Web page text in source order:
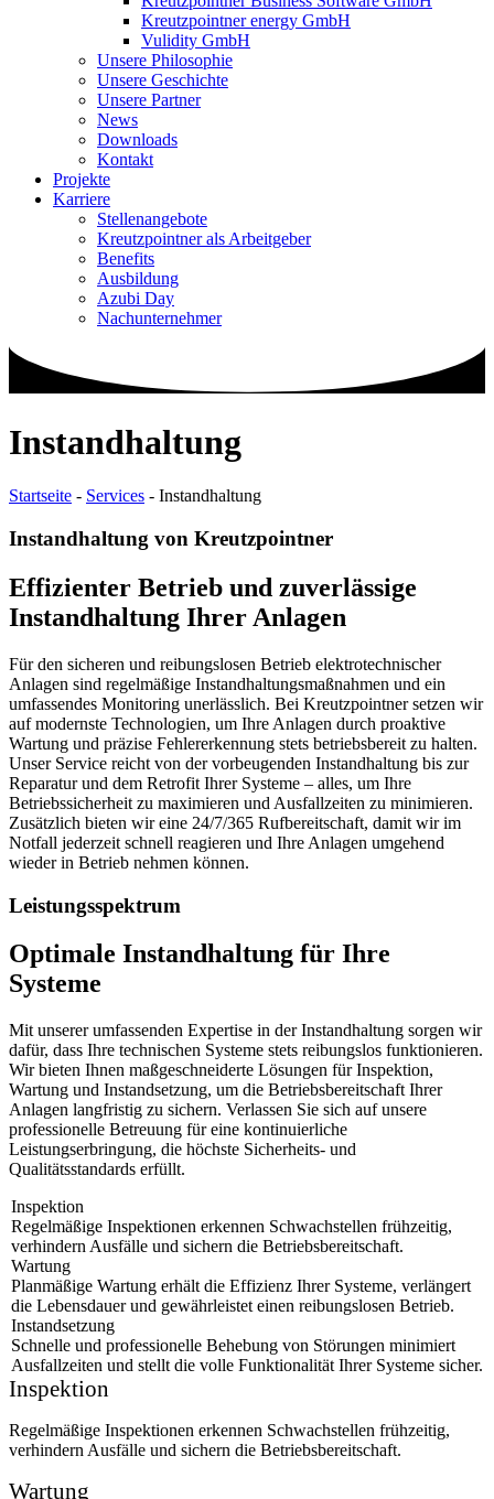
Kreutzpointner energy GmbH
Vulidity GmbH
Unsere Philosophie
Unsere Geschichte
Unsere Partner
News
Downloads
Kontakt
Projekte
Karriere
Stellenangebote
Kreutzpointner als Arbeitgeber
Benefits
Ausbildung
Azubi Day
Nachunternehmer
Instandhaltung
Startseite - Services - Instandhaltung
Instandhaltung von Kreutzpointner
Effizienter Betrieb und zuverlässige
Instandhaltung Ihrer Anlagen
Für den sicheren und reibungslosen Betrieb elektrotechnischer
Anlagen sind regelmäßige Instandhaltungsmaßnahmen und ein
umfassendes Monitoring unerlässlich. Bei Kreutzpointner setzen wir
auf modernste Technologien, um Ihre Anlagen durch proaktive
Wartung und präzise Fehlererkennung stets betriebsbereit zu halten.
Unser Service reicht von der vorbeugenden Instandhaltung bis zur
Reparatur und dem Retrofit Ihrer Systeme – alles, um Ihre
Betriebssicherheit zu maximieren und Ausfallzeiten zu minimieren.
Zusätzlich bieten wir eine 24/7/365 Rufbereitschaft, damit wir im
Notfall jederzeit schnell reagieren und Ihre Anlagen umgehend
wieder in Betrieb nehmen können.
Leistungsspektrum
Optimale Instandhaltung für Ihre
Systeme
Mit unserer umfassenden Expertise in der Instandhaltung sorgen wir
dafür, dass Ihre technischen Systeme stets reibungslos funktionieren.
Wir bieten Ihnen maßgeschneiderte Lösungen für Inspektion,
Wartung und Instandsetzung, um die Betriebsbereitschaft Ihrer
Anlagen langfristig zu sichern. Verlassen Sie sich auf unsere
professionelle Betreuung für eine kontinuierliche
Leistungserbringung, die höchste Sicherheits- und
Qualitätsstandards erfüllt.
Inspektion
Regelmäßige Inspektionen erkennen Schwachstellen frühzeitig,
verhindern Ausfälle und sichern die Betriebsbereitschaft.
Wartung
Planmäßige Wartung erhält die Effizienz Ihrer Systeme, verlängert
die Lebensdauer und gewährleistet einen reibungslosen Betrieb.
Instandsetzung
Schnelle und professionelle Behebung von Störungen minimiert
Ausfallzeiten und stellt die volle Funktionalität Ihrer Systeme sicher.
Inspektion
Regelmäßige Inspektionen erkennen Schwachstellen frühzeitig,
verhindern Ausfälle und sichern die Betriebsbereitschaft.
Wartung